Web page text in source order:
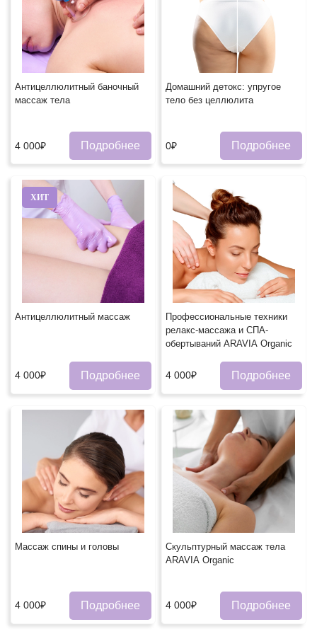
Антицеллюлитный баночный
массаж тела
4 000₽ Подробнее
Домашний детокс: упругое
тело без целлюлита
0₽ Подробнее
ХИТ
Антицеллюлитный массаж
4 000₽ Подробнее
Профессиональные техники
релакс-массажа и СПА-
обертываний ARAVIA Organic
4 000₽ Подробнее
Массаж спины и головы
4 000₽ Подробнее
Скульптурный массаж тела
ARAVIA Organic
4 000₽ Подробнее